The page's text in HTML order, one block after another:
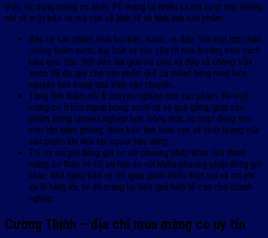
Việc sử dụng màng co nhiệt PE mang lại nhiều lợi ích vượt trội, không
chỉ về mặt bảo vệ mà còn về kinh tế và hình ảnh sản phẩm.
Bảo vệ sản phẩm khỏi bụi bẩn, nước, va đập: Với một lớp chắn
chống thấm nước, bụi bẩn và các yếu tố môi trường một cách
hiệu quả. Đặc tính dẻo dai giúp nó chịu va đập và chống trầy
xước tối đa, giữ cho sản phẩm (kể cả pallet hàng hóa) luôn
nguyên vẹn trong quá trình vận chuyển.
Tăng tính thẩm mỹ & chuyên nghiệp cho sản phẩm: Bề mặt
màng co ở bên ngoài bóng, sạch sẽ và gọn gàng, giúp sản
phẩm trông chuyên nghiệp hơn. Đồng thời, nó hoạt động như
một lớp niêm phong, đảm bảo tính toàn vẹn và chất lượng của
sản phẩm khi đến tay người tiêu dùng.
Tối ưu chi phí đóng gói so với phương pháp khác: Giá thành
màng co thấp và tối ưu hơn so với nhiều phương pháp đóng gói
khác. Khả năng bảo vệ tốt giúp giảm thiểu thiệt hại và chi phí
xử lý hàng lỗi, từ đó mang lại hiệu quả kinh tế cao cho doanh
nghiệp.
Cường Thịnh – địa chỉ mua màng co uy tín